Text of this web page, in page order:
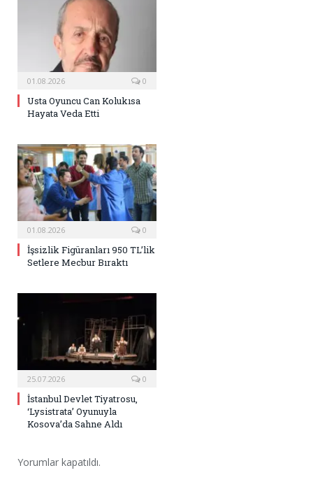
01.08.2026 0
Usta Oyuncu Can Kolukısa
Hayata Veda Etti
01.08.2026 0
İşsizlik Figüranları 950 TL’lik
Setlere Mecbur Bıraktı
25.07.2026 0
İstanbul Devlet Tiyatrosu,
‘Lysistrata’ Oyunuyla
Kosova’da Sahne Aldı
Yorumlar kapatıldı.